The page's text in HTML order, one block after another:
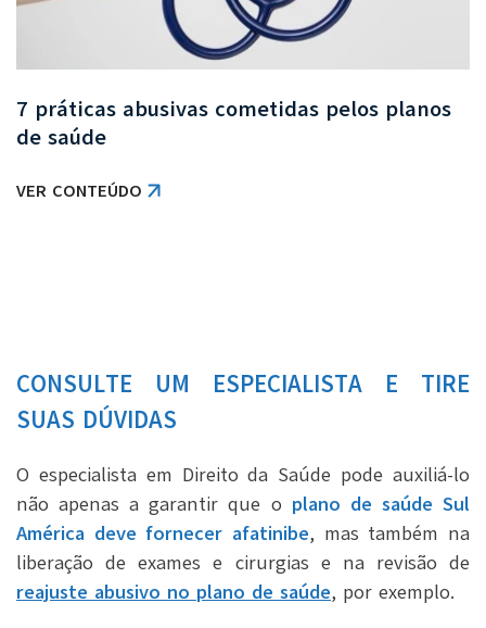
7 práticas abusivas cometidas pelos planos
de saúde
VER CONTEÚDO
CONSULTE UM ESPECIALISTA E TIRE
SUAS DÚVIDAS
O especialista em Direito da Saúde pode auxiliá-lo
não apenas a garantir que o plano de saúde Sul
América deve fornecer afatinibe, mas também na
liberação de exames e cirurgias e na revisão de
reajuste abusivo no plano de saúde, por exemplo.